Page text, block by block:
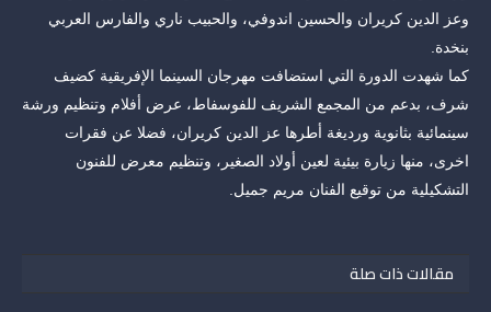
وعز الدين كريران والحسين اندوفي، والحبيب ناري والفارس العربي
بنخدة.
كما شهدت الدورة التي استضافت مهرجان السينما الإفريقية كضيف
شرف، بدعم من المجمع الشريف للفوسفاط، عرض أفلام وتنظيم ورشة
سينمائية بثانوية ورديغة أطرها عز الدين كريران، فضلا عن فقرات
اخرى، منها زيارة بيئية لعين أولاد الصغير، وتنظيم معرض للفنون
التشكيلية من توقيع الفنان مريم جميل.
مقالات ذات صلة